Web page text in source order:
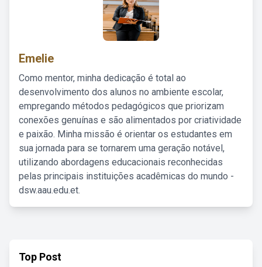
Emelie
Como mentor, minha dedicação é total ao
desenvolvimento dos alunos no ambiente escolar,
empregando métodos pedagógicos que priorizam
conexões genuínas e são alimentados por criatividade
e paixão. Minha missão é orientar os estudantes em
sua jornada para se tornarem uma geração notável,
utilizando abordagens educacionais reconhecidas
pelas principais instituições acadêmicas do mundo -
dsw.aau.edu.et.
Top Post